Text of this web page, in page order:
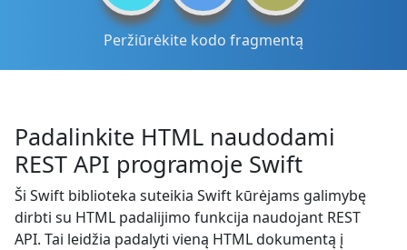
Peržiūrėkite kodo fragmentą
Padalinkite HTML naudodami
REST API programoje Swift
Ši Swift biblioteka suteikia Swift kūrėjams galimybę
dirbti su HTML padalijimo funkcija naudojant REST
API. Tai leidžia padalyti vieną HTML dokumentą į